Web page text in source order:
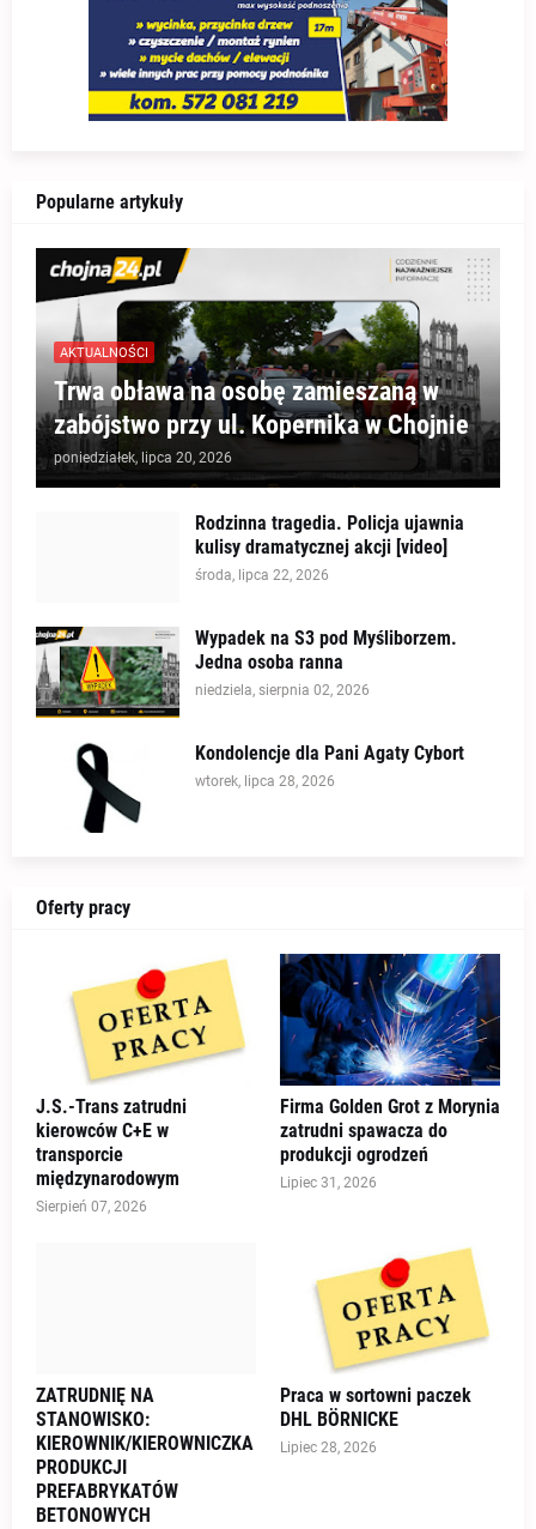
Popularne artykuły
AKTUALNOŚCI
Trwa obława na osobę zamieszaną w
zabójstwo przy ul. Kopernika w Chojnie
poniedziałek, lipca 20, 2026
Rodzinna tragedia. Policja ujawnia
kulisy dramatycznej akcji [video]
środa, lipca 22, 2026
Wypadek na S3 pod Myśliborzem.
Jedna osoba ranna
niedziela, sierpnia 02, 2026
Kondolencje dla Pani Agaty Cybort
wtorek, lipca 28, 2026
Oferty pracy
J.S.-Trans zatrudni
kierowców C+E w
transporcie
międzynarodowym
Sierpień 07, 2026
Firma Golden Grot z Morynia
zatrudni spawacza do
produkcji ogrodzeń
Lipiec 31, 2026
ZATRUDNIĘ NA
STANOWISKO:
KIEROWNIK/KIEROWNICZKA
PRODUKCJI
PREFABRYKATÓW
BETONOWYCH
Praca w sortowni paczek
DHL BÖRNICKE
Lipiec 28, 2026